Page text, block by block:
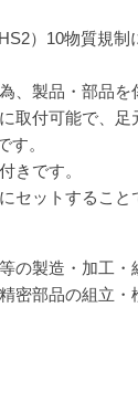
）10物質規
、製品・部品を
取付可能で、足
す。
きです。
セットすること
の製造・加工
密部品の組立・